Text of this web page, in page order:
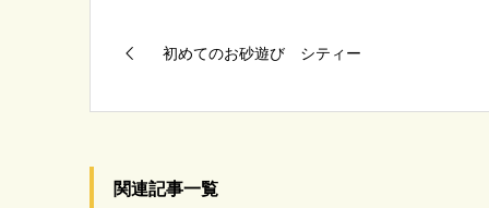
初めてのお砂遊び シティー
関連記事一覧